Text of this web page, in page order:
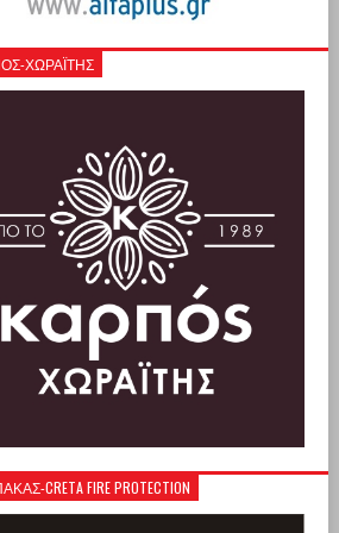
ΧΩΡΑΪΤΗΣ
CRETA FIRE PROTECTION